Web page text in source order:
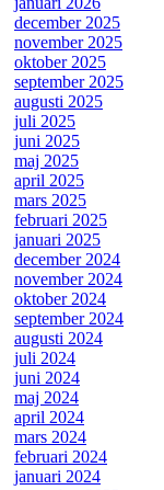
december 2025
november 2025
oktober 2025
september 2025
augusti 2025
juli 2025
juni 2025
maj 2025
april 2025
mars 2025
februari 2025
januari 2025
december 2024
november 2024
oktober 2024
september 2024
augusti 2024
juli 2024
juni 2024
maj 2024
april 2024
mars 2024
februari 2024
januari 2024